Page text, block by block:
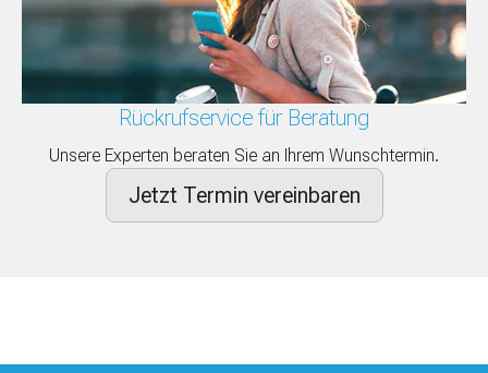
Rückrufservice für Beratung
Unsere Experten beraten Sie an Ihrem Wunschtermin.
Jetzt Termin vereinbaren